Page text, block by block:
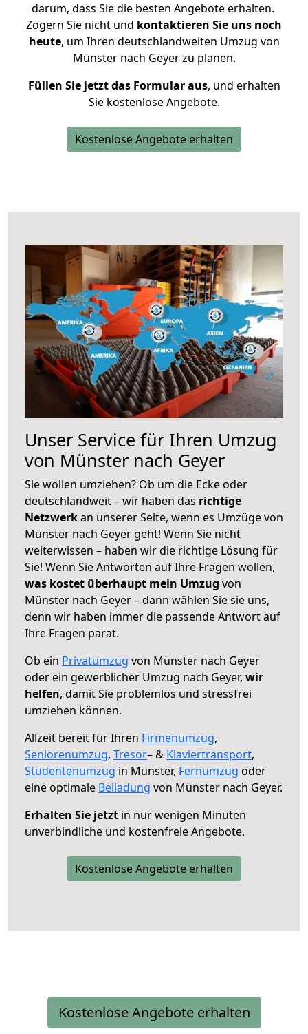
darum, dass Sie die besten Angebote erhalten.
Zögern Sie nicht und kontaktieren Sie uns noch
heute, um Ihren deutschlandweiten Umzug von
Münster nach Geyer zu planen.
Füllen Sie jetzt das Formular aus, und erhalten
Sie kostenlose Angebote.
Kostenlose Angebote erhalten
Unser Service für Ihren Umzug
von Münster nach Geyer
Sie wollen umziehen? Ob um die Ecke oder
deutschlandweit – wir haben das richtige
Netzwerkan unserer Seite, wenn es Umzüge von
Münster nach Geyer geht! Wenn Sie nicht
weiterwissen – haben wir die richtige Lösung für
Sie! Wenn Sie Antworten auf Ihre Fragen wollen,
was kostet überhaupt mein Umzug von
Münster nach Geyer – dann wählen Sie sie uns,
denn wir haben immer die passende Antwort auf
Ihre Fragen parat.
Ob ein Privatumzug von Münster nach Geyer
oder ein gewerblicher Umzug nach Geyer, wir
helfen, damit Sie problemlos und stressfrei
umziehen können.
Allzeit bereit für Ihren Firmenumzug,
Seniorenumzug, Tresor– & Klaviertransport,
Studentenumzug in Münster, Fernumzug oder
eine optimale Beiladung von Münster nach Geyer.
Erhalten Sie jetzt in nur wenigen Minuten
unverbindliche und kostenfreie Angebote.
Kostenlose Angebote erhalten
Kostenlose Angebote erhalten